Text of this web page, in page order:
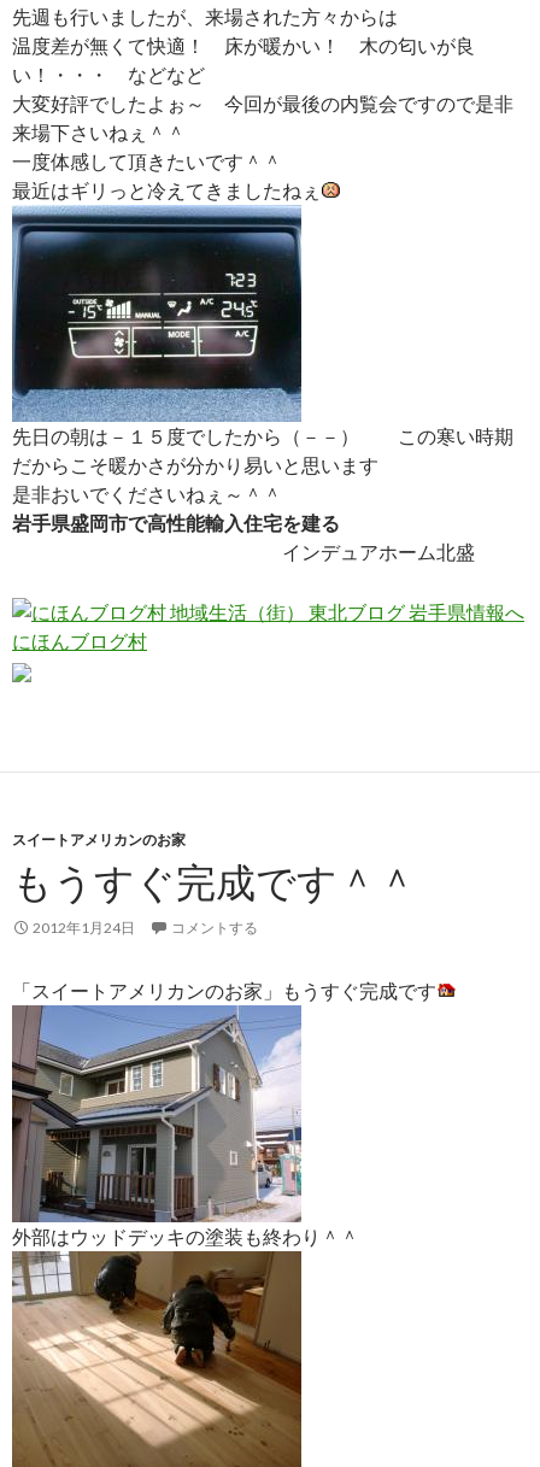
先週も行いましたが、来場された方々からは
温度差が無くて快適！ 床が暖かい！ 木の匂いが良
い！・・・ などなど
大変好評でしたよぉ～ 今回が最後の内覧会ですので是非
来場下さいねぇ＾＾
一度体感して頂きたいです＾＾
最近はギリっと冷えてきましたねぇ
先日の朝は－１５度でしたから（－－） この寒い時期
だからこそ暖かさが分かり易いと思います
是非おいでくださいねぇ～＾＾
岩手県盛岡市で高性能輸入住宅を建る
インデュアホーム北盛
にほんブログ村
スイートアメリカンのお家
もうすぐ完成です＾＾
2012年1月24日 コメントする
「スイートアメリカンのお家」もうすぐ完成です
外部はウッドデッキの塗装も終わり＾＾